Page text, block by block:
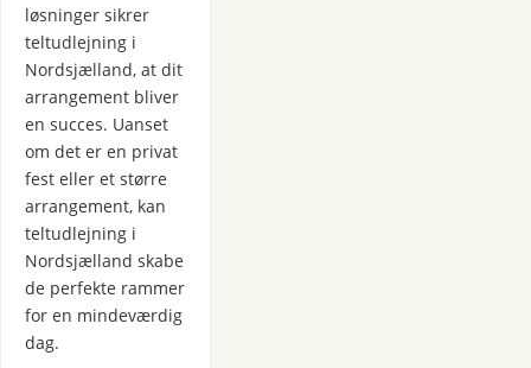
løsninger sikrer
teltudlejning i
Nordsjælland, at dit
arrangement bliver
en succes. Uanset
om det er en privat
fest eller et større
arrangement, kan
teltudlejning i
Nordsjælland skabe
de perfekte rammer
for en mindeværdig
dag.